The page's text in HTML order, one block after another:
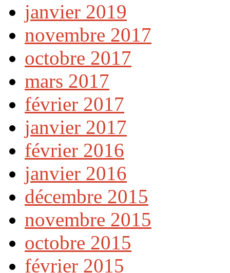
janvier 2019
novembre 2017
octobre 2017
mars 2017
février 2017
janvier 2017
février 2016
janvier 2016
décembre 2015
novembre 2015
octobre 2015
février 2015